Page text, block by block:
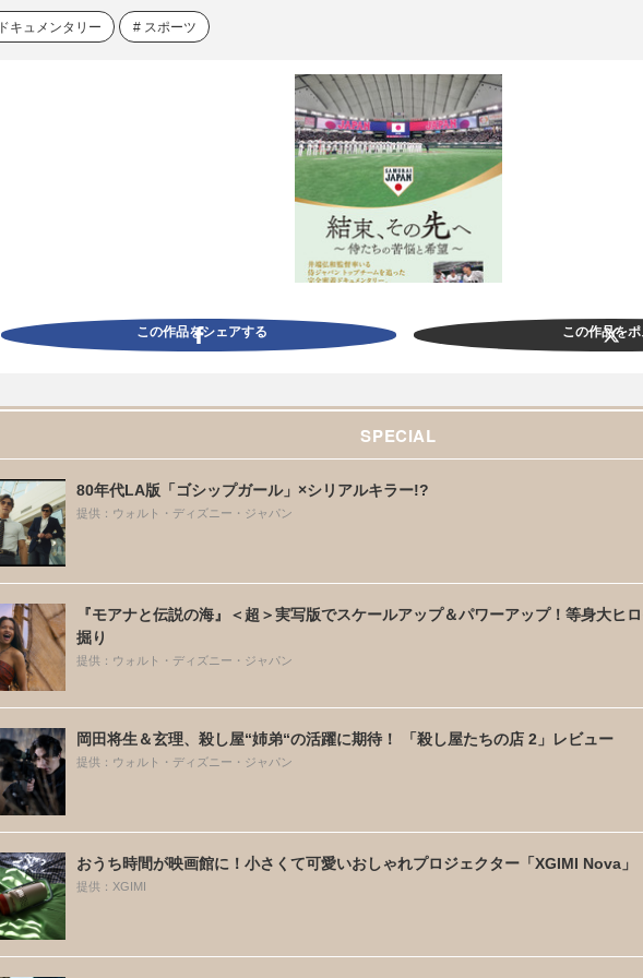
ドキュメンタリー スポーツ
この作品をシェアする この作品を
SPECIAL
80年代LA版「ゴシップガール」×シリアルキラー!?
提供：ウォルト・ディズニー・ジャパン
『モアナと伝説の海』＜超＞実写版でスケールアップ＆パワーアップ！等身大ヒ
掘り
提供：ウォルト・ディズニー・ジャパン
岡田将生＆玄理、殺し屋“姉弟“の活躍に期待！ 「殺し屋たちの店 2」レビュー
提供：ウォルト・ディズニー・ジャパン
おうち時間が映画館に！小さくて可愛いおしゃれプロジェクター「XGIMI Nova」
提供：XGIMI